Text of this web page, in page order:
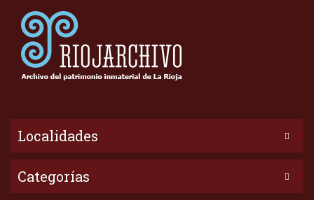
Localidades
Categorías